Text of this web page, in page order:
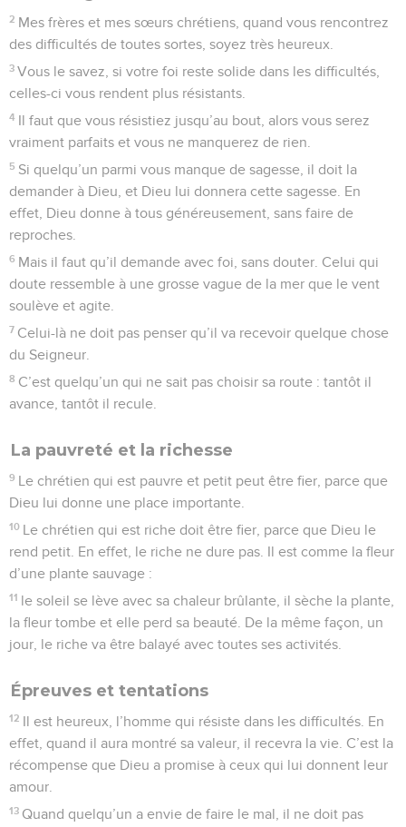
2 Mes frères et mes sœurs chrétiens, quand vous rencontrez
des difficultés de toutes sortes, soyez très heureux.
3 Vous le savez, si votre foi reste solide dans les difficultés,
celles-ci vous rendent plus résistants.
4 Il faut que vous résistiez jusqu’au bout, alors vous serez
vraiment parfaits et vous ne manquerez de rien.
5 Si quelqu’un parmi vous manque de sagesse, il doit la
demander à Dieu, et Dieu lui donnera cette sagesse. En
effet, Dieu donne à tous généreusement, sans faire de
reproches.
6 Mais il faut qu’il demande avec foi, sans douter. Celui qui
doute ressemble à une grosse vague de la mer que le vent
soulève et agite.
7 Celui-là ne doit pas penser qu’il va recevoir quelque chose
du Seigneur.
8 C’est quelqu’un qui ne sait pas choisir sa route : tantôt il
avance, tantôt il recule.
La pauvreté et la richesse
9 Le chrétien qui est pauvre et petit peut être fier, parce que
Dieu lui donne une place importante.
10 Le chrétien qui est riche doit être fier, parce que Dieu le
rend petit. En effet, le riche ne dure pas. Il est comme la fleur
d’une plante sauvage :
11 le soleil se lève avec sa chaleur brûlante, il sèche la plante,
la fleur tombe et elle perd sa beauté. De la même façon, un
jour, le riche va être balayé avec toutes ses activités.
Épreuves et tentations
12 Il est heureux, l’homme qui résiste dans les difficultés. En
effet, quand il aura montré sa valeur, il recevra la vie. C’est la
récompense que Dieu a promise à ceux qui lui donnent leur
amour.
13 Quand quelqu’un a envie de faire le mal, il ne doit pas